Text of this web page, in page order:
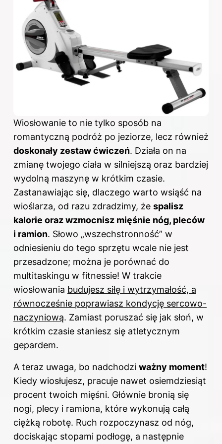
Wiosłowanie to nie tylko sposób na
romantyczną podróż po jeziorze, lecz również
doskonały zestaw ćwiczeń. Działa on na
zmianę twojego ciała w silniejszą oraz bardziej
wydolną maszynę w krótkim czasie.
Zastanawiając się, dlaczego warto wsiąść na
wioślarza, od razu zdradzimy, że spalisz
kalorie oraz wzmocnisz mięśnie nóg, pleców
i ramion. Słowo „wszechstronność” w
odniesieniu do tego sprzętu wcale nie jest
przesadzone; można je porównać do
multitaskingu w fitnessie! W trakcie
wiosłowania budujesz siłę i wytrzymałość, a
równocześnie poprawiasz kondycję sercowo-
naczyniową. Zamiast poruszać się jak słoń, w
krótkim czasie staniesz się atletycznym
gepardem.
A teraz uwaga, bo nadchodzi ważny moment!
Kiedy wiosłujesz, pracuje nawet osiemdziesiąt
procent twoich mięśni. Głównie bronią się
nogi, plecy i ramiona, które wykonują całą
ciężką robotę. Ruch rozpoczynasz od nóg,
dociskając stopami podłogę, a następnie